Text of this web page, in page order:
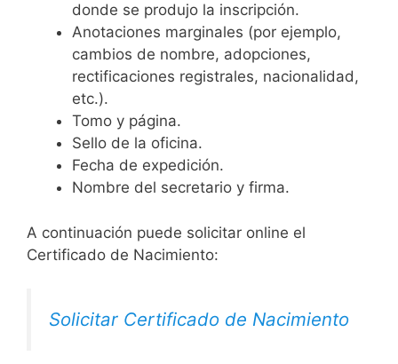
donde se produjo la inscripción.
Anotaciones marginales (por ejemplo,
cambios de nombre, adopciones,
rectificaciones registrales, nacionalidad,
etc.).
Tomo y página.
Sello de la oficina.
Fecha de expedición.
Nombre del secretario y firma.
A continuación puede solicitar online el
Certificado de Nacimiento:
Solicitar Certificado de Nacimiento